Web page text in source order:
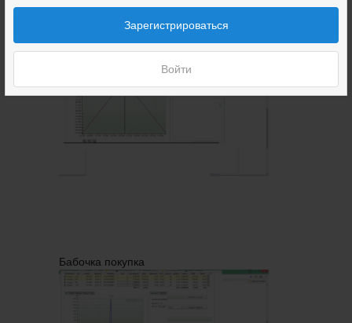
Зарегистрироваться
Войти
Стренгл продажа
Бабочка покупка